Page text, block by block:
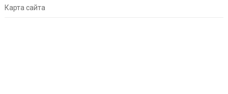
Карта сайта